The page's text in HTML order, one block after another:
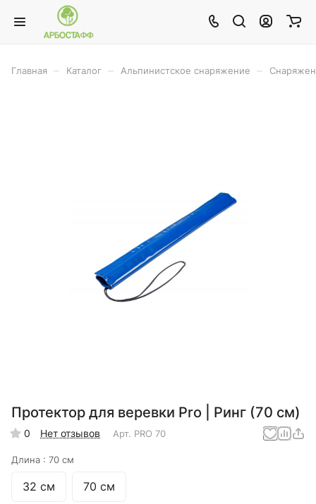
Главная Каталог Альпинистское снаряжение
Протектор для веревки Pro | Ринг (70 см)
0 Нет отзывов Арт. PRO 70
Длина : 70 см
32 см 70 см